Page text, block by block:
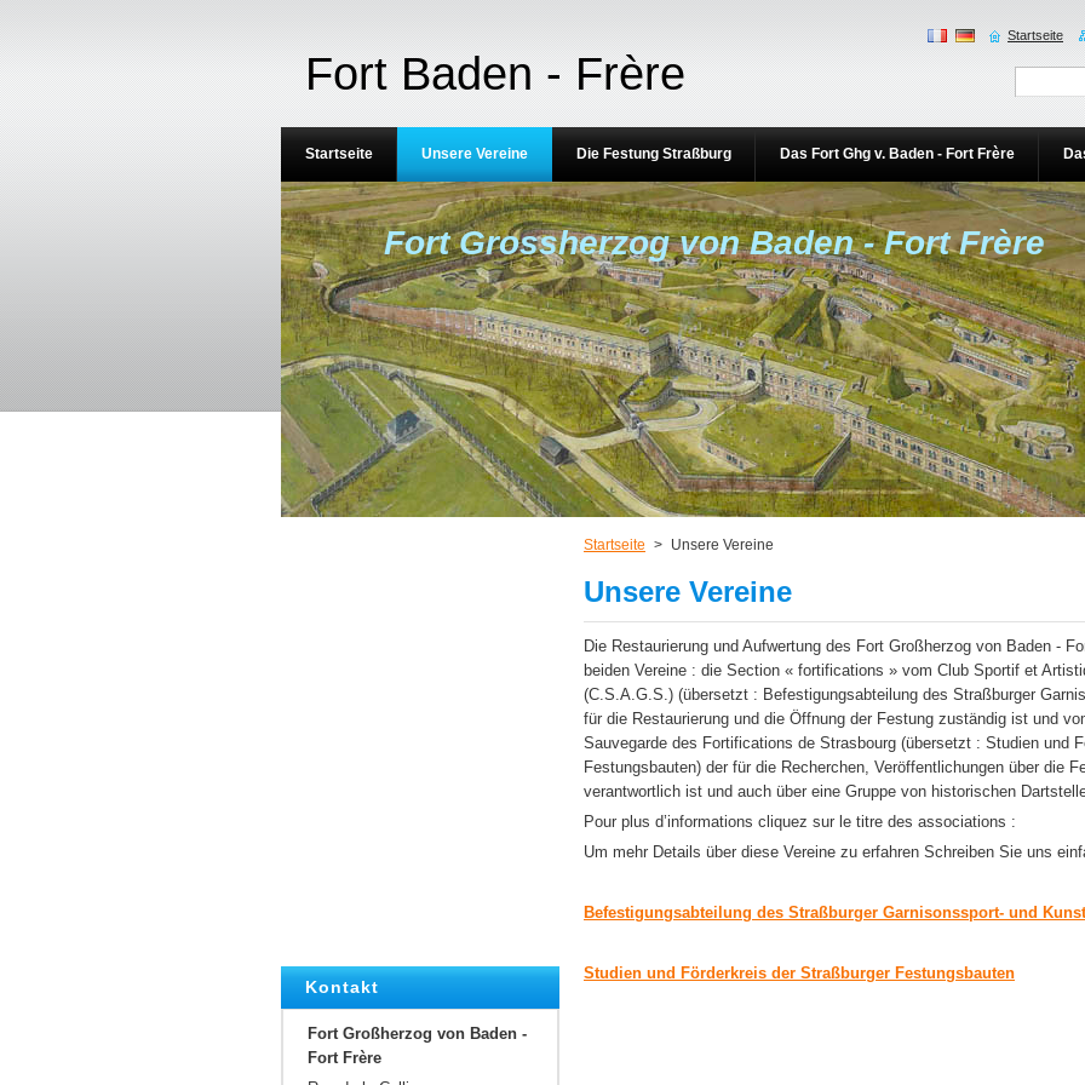
Fort Baden - Frère
Fort Grossherzog von Baden - Fort Frère
Startseite > Unsere Vereine
Unsere Vereine
Die Restaurierung und Aufwertung des Fort Großherzog von Baden -
beiden Vereine : die Section « fortifications » vom Club Sportif et
(C.S.A.G.S.) (übersetzt : Befestigungsabteilung des Straßburger
für die Restaurierung und die Öffnung der Festung zuständig ist und
Sauvegarde des Fortifications de Strasbourg (übersetzt : Studien und
Festungsbauten) der für die Recherchen, Veröffentlichungen über die
verantwortlich ist und auch über eine Gruppe von historischen
Pour plus d’informations cliquez sur le titre des associations :
Um mehr Details über diese Vereine zu erfahren Schreiben Sie uns
Befestigungsabteilung des Straßburger Garnisonssport- und
Studien und Förderkreis der Straßburger Festungsbauten
Kontakt
Fort Großherzog von Baden -
Fort Frère
Startseite Unsere Vereine Die Festung Straßburg Das Fort Ghg v. Baden - Fort Frère
Startseite